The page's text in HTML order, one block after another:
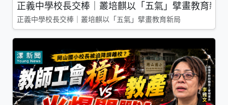
正義中學校長交棒｜叢培麒以「五氣」擘畫教育新局
正義中學校長交棒｜叢培麒以「五氣」擘畫教育新局